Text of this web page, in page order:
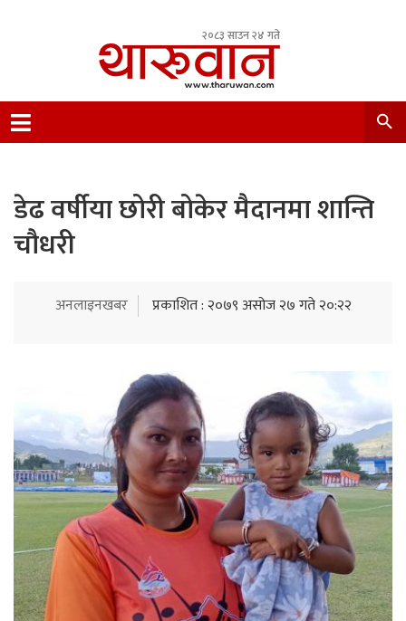
२०८३ साउन २४ गते
Nepal.
डेढ वर्षीया छोरी बोकेर मैदानमा शान्ति
चौधरी
अनलाइनखबर प्रकाशित : २०७९ असोज २७ गते २०:२२